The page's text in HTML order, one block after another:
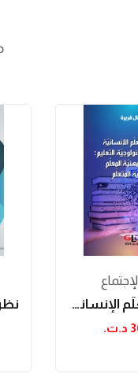
نظرية التعلّم الإنسانيّة و منظومة تكنولوجيّة...